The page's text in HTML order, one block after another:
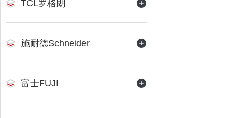
TCL罗格朗
施耐德Schneider
富士FUJI